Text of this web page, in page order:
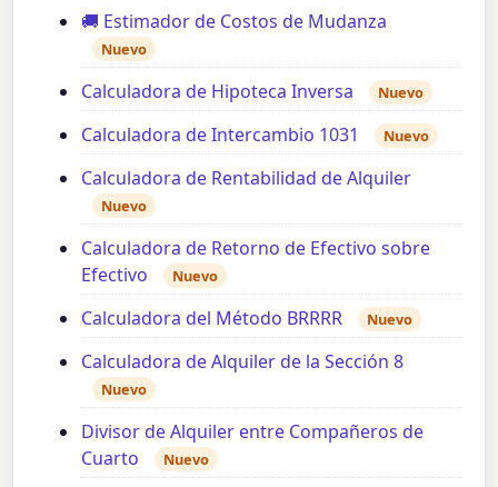
🚚 Estimador de Costos de Mudanza
Nuevo
Calculadora de Hipoteca Inversa Nuevo
Calculadora de Intercambio 1031 Nuevo
Calculadora de Rentabilidad de Alquiler
Nuevo
Calculadora de Retorno de Efectivo sobre
Efectivo
Nuevo
Calculadora del Método BRRRR Nuevo
Calculadora de Alquiler de la Sección 8
Nuevo
Divisor de Alquiler entre Compañeros de
Cuarto
Nuevo